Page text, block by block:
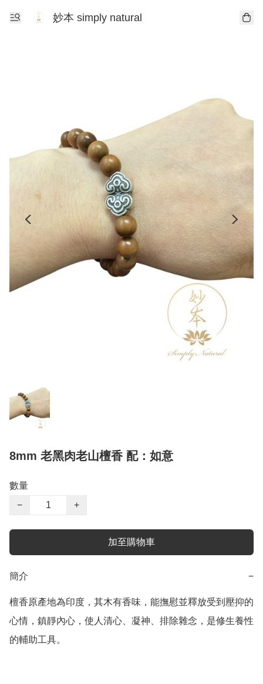
妙本 simply natural
8mm 老黑肉老山檀香 配：如意
數量
−
+
加至購物車
簡介 −
檀香原產地為印度，其木有香味，能撫慰並釋放受到壓抑的
心情，鎮靜內心，使人清心、凝神、排除雜念，是修生養性
的輔助工具。